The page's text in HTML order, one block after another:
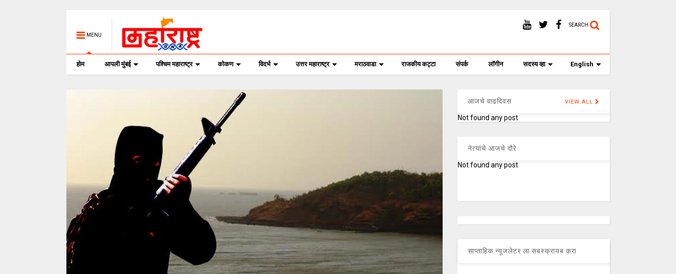
MENU
SEARCH
होम आपली मुंबई पश्चिम महाराष्ट्र कोकण विदर्भ उत्तर महाराष्ट्र मराठवाडा राजकीय कट्टा संपर्क लॉगीन सदस्य व्हा English
आजचे वाढदिवस VIEW ALL
Not found any post
नेत्यांचे आजचे दौरे
Not found any post
साप्ताहिक न्यूजलेटर ला सबस्क्रायब करा